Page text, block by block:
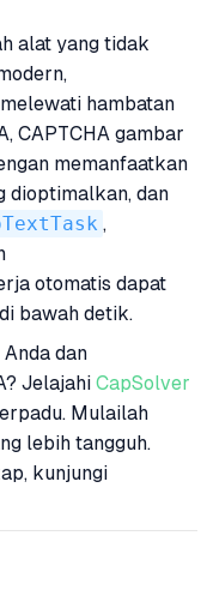
alat yang tidak
hambatan
CAPTCHA gambar
memanfaatkan
dioptimalkan, dan
,
otomatis dapat
bawah detik.
dan
Jelajahi CapSolver
Mulailah
lebih tangguh.
kunjungi